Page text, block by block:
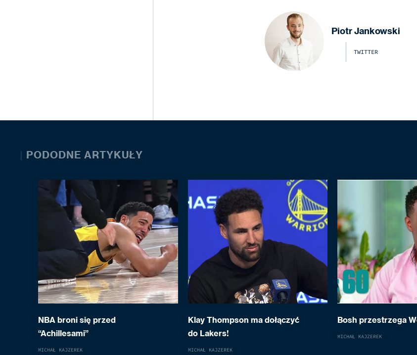
Piotr Jankowski
TWITTER
| PODODNE ARTYKUŁY
NBA broni się przed
“Achillesami”
MICHAŁ KAJZEREK
Klay Thompson ma dołączyć
do Lakers!
MICHAŁ KAJZEREK
Bosh przestrzega
MICHAŁ KAJZEREK